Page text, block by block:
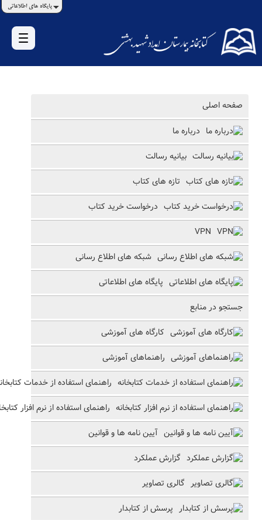
پایگاه های اطلاعاتی
صفحه اصلی
درباره ما
بیانیه رسالت
تازه های کتاب
درخواست خرید کتاب
VPN
شبکه های اطلاع رسانی
پایگاه های اطلاعاتی
جستجو در منابع
کارگاه های آموزشی
راهنماهای آموزشی
راهنمای استفاده از خدمات
راهنمای استفاده از نرم افزار
آیین نامه ها و قوانین
گزارش عملکرد
گالری تصاویر
پرسش از کتابدار